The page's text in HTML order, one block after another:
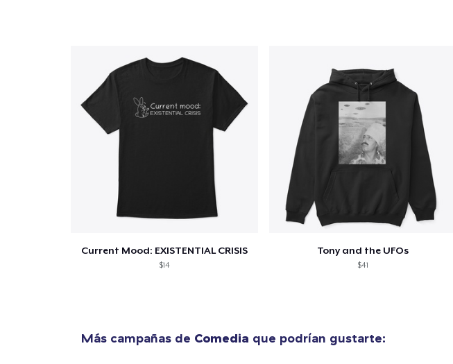
Current Mood: EXISTENTIAL CRISIS
$14
Tony and the UFOs
$41
Más campañas de Comedia que podrían gustarte:
Finalizar y pagar pedido
Die Cut Sticker
Classic Crew Neck T-Shirt
24,99 US$
Unisex Premium Pullover Hoodie